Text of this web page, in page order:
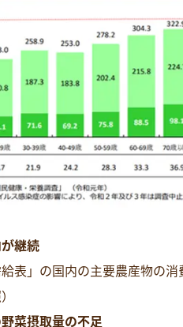
継続
表」の国内の主要農産物の
菜摂取量の不足